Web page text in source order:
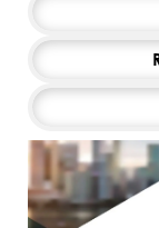
To test,
and look
you to take
minutes if
the grid
adjust
posture